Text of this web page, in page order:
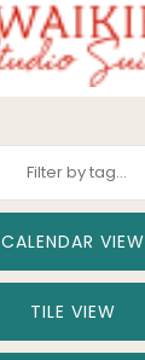
CALENDAR VIEW
TILE VIEW